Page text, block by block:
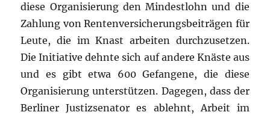
diese Organisierung den Mindestlohn und die
Zahlung von Rentenversicherungsbeiträgen für
Leute, die im Knast arbeiten durchzusetzen.
Die Initiative dehnte sich auf andere Knäste aus
und es gibt etwa 600 Gefangene, die diese
Organisierung unterstützen. Dagegen, dass der
Berliner Justizsenator es ablehnt, Arbeit im